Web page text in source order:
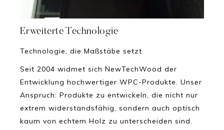
Erweiterte Technologie
Technologie, die Maßstäbe setzt
Seit 2004 widmet sich NewTechWood der
Entwicklung hochwertiger WPC-Produkte. Unser
Anspruch: Produkte zu entwickeln, die nicht nur
extrem widerstandsfähig, sondern auch optisch
kaum von echtem Holz zu unterscheiden sind.